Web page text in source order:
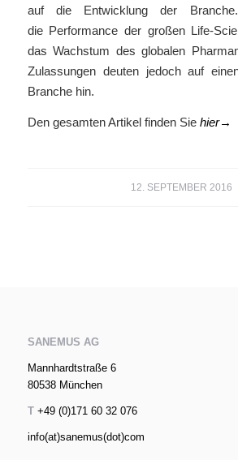
auf die Entwicklung der
die Performance der großen Life-
das Wachstum des globalen
Zulassungen deuten jedoch auf
Branche hin.
Den gesamten Artikel finden Sie hier→
12. SEPTEMBER 2016
SANEMUS AG
Mannhardtstraße 6
80538 München
T+49 (0)171 60 32 076
info(at)sanemus(dot)com